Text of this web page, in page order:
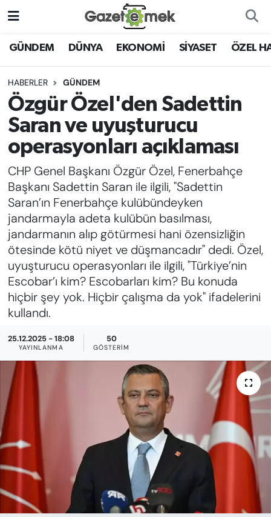
GÜNDEM DÜNYA EKONOMİ SİYASET ÖZEL
HABERLER GÜNDEM
Özgür Özel'den Sadettin
Saran ve uyuşturucu
operasyonları açıklaması
CHP Genel Başkanı Özgür Özel, Fenerbahçe
Başkanı Sadettin Saran ile ilgili, "Sadettin
Saran’ın Fenerbahçe kulübündeyken
jandarmayla adeta kulübün basılması,
jandarmanın alıp götürmesi hani özensizliğin
ötesinde kötü niyet ve düşmancadır" dedi. Özel,
uyuşturucu operasyonları ile ilgili, "Türkiye’nin
Escobar’ı kim? Escobarları kim? Bu konuda
hiçbir şey yok. Hiçbir çalışma da yok" ifadelerini
kullandı.
25.12.2025 - 18:08
YAYINLANMA
50
GÖSTERIM
DÜNYA
EKONOMİ
EMEK HABERLERİ
YENİ MEDYADA EMEK
GAZETECİLİĞİNİ GELİŞTİRMEK
FAYDALI BİLGİLER
GÜNDEM
EĞİTİM
KADIN
SAĞLIK
SPOR
KÜLTÜR-SANAT
ÖZEL HABER
YAZAR KÖŞESİ
SİYASET
Nöbetçi Eczaneler
Hava Durumu
İstanbul Namaz Vakitleri
Süper Lig Puan Durumu ve Fikstür
Tüm Manşetler
Son Dakika Haberleri
Haber Arşivi